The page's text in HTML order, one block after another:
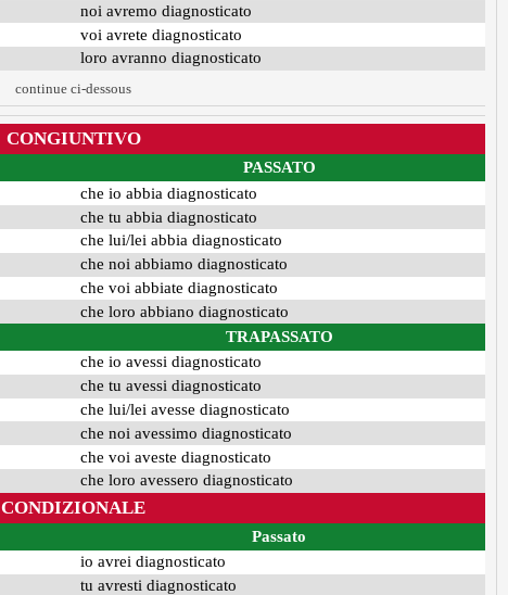
noi avremo diagnosticato
voi avrete diagnosticato
loro avranno diagnosticato
continue ci-dessous
CONGIUNTIVO
PASSATO
che io abbia diagnosticato
che tu abbia diagnosticato
che lui/lei abbia diagnosticato
che noi abbiamo diagnosticato
che voi abbiate diagnosticato
che loro abbiano diagnosticato
TRAPASSATO
che io avessi diagnosticato
che tu avessi diagnosticato
che lui/lei avesse diagnosticato
che noi avessimo diagnosticato
che voi aveste diagnosticato
che loro avessero diagnosticato
CONDIZIONALE
Passato
io avrei diagnosticato
tu avresti diagnosticato